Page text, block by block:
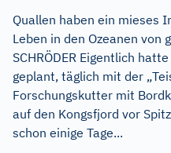
Quallen haben ein mieses
Leben in den Ozeanen von
SCHRÖDER Eigentlich
geplant, täglich mit der
Forschungskutter mit
auf den Kongsfjord vor
schon einige Tage...